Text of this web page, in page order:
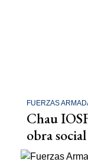
FUERZAS
Chau
obra